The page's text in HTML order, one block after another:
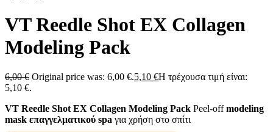
VT Reedle Shot EX Collagen
Modeling Pack
6,00€ Original price was: 6,00 €.5,10 €Η τρέχουσα τιμή είναι:
5,10 €.
VT Reedle Shot EX Collagen Modeling Pack Peel-offmodeling
mask επαγγελματικού spa για χρήση στο σπίτι